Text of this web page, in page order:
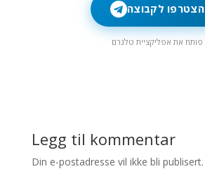
הצטרפו לקבוצה
פותח את אפליקציית טלגרם
Legg til kommentar
Din e-postadresse vil ikke bli publisert.